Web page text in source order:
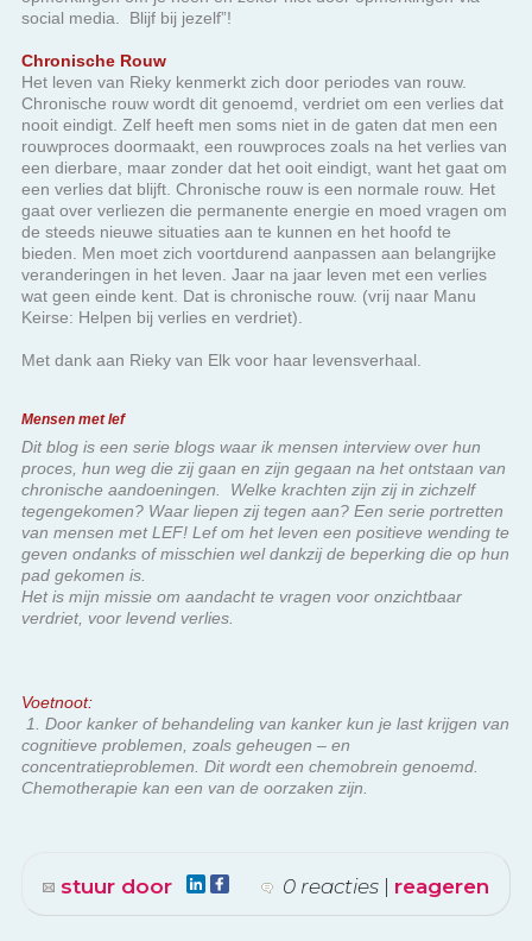
social media. Blijf bij jezelf”!
Chronische Rouw
Het leven van Rieky kenmerkt zich door periodes van rouw.
Chronische rouw wordt dit genoemd, verdriet om een verlies dat
nooit eindigt. Zelf heeft men soms niet in de gaten dat men een
rouwproces doormaakt, een rouwproces zoals na het verlies van
een dierbare, maar zonder dat het ooit eindigt, want het gaat om
een verlies dat blijft. Chronische rouw is een normale rouw. Het
gaat over verliezen die permanente energie en moed vragen om
de steeds nieuwe situaties aan te kunnen en het hoofd te
bieden. Men moet zich voortdurend aanpassen aan belangrijke
veranderingen in het leven. Jaar na jaar leven met een verlies
wat geen einde kent. Dat is chronische rouw. (vrij naar Manu
Keirse: Helpen bij verlies en verdriet).
Met dank aan Rieky van Elk voor haar levensverhaal.
Mensen met lef
Dit blog is een serie blogs waar ik mensen interview over hun
proces, hun weg die zij gaan en zijn gegaan na het ontstaan van
chronische aandoeningen. Welke krachten zijn zij in zichzelf
tegengekomen? Waar liepen zij tegen aan? Een serie portretten
van mensen met LEF! Lef om het leven een positieve wending te
geven ondanks of misschien wel dankzij de beperking die op hun
pad gekomen is.
Het is mijn missie om aandacht te vragen voor onzichtbaar
verdriet, voor levend verlies.
Voetnoot:
1. Door kanker of behandeling van kanker kun je last krijgen van
cognitieve problemen, zoals geheugen – en
concentratieproblemen. Dit wordt een chemobrein genoemd.
Chemotherapie kan een van de oorzaken zijn.
0 reacties | reageren
stuur door